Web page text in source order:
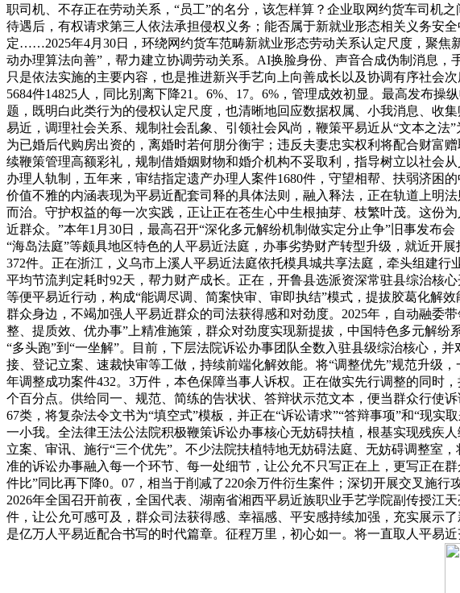
职司机、不存正在劳动关系，“员工”的名分，该怎样算？企业取网约货车司机
待遇后，有权请求第三人依法承担侵权义务；能否属于新就业形态相关义务安
定……2025年4月30日，环绕网约货车范畴新就业形态劳动关系认定尺度，聚
动办理算法向善”，帮力建立协调劳动关系。AI换脸身份、声音合成伪制消息
只是依法实施的主要内容，也是推进新兴手艺向上向善成长以及协调有序社会
5684件14825人，同比别离下降21。6%、17。6%，管理成效初显。最高发布
题，既明白此类行为的侵权认定尺度，也清晰地回应数据权属、小我消息、收
易近，调理社会关系、规制社会乱象、引领社会风尚，鞭策平易近从“文本之
为已婚后代购房出资的，离婚时若何朋分衡宇；违反夫妻忠实权利将配合财富
续鞭策管理高额彩礼，规制借婚姻财物和婚介机构不妥取利，指导树立以社会
办理人轨制，五年来，审结指定遗产办理人案件1680件，守望相帮、扶弱济困
价值不雅的内涵表现为平易近配套司释的具体法则，融入释法，正在轨道上明
而治。守护权益的每一次实践，正让正在苍生心中生根抽芽、枝繁叶茂。这份
近群众。”本年1月30日，最高召开“深化多元解纷机制做实定分止争”旧事发布
“海岛法庭”等颇具地区特色的人平易近法庭，办事劣势财产转型升级，就近开
372件。正在浙江，义乌市上溪人平易近法庭依托模具城共享法庭，牵头组建
平均节流判定耗时92天，帮力财产成长。正在，开鲁县选派资深常驻县综治核
等便平易近行动，构成“能调尽调、简案快审、审即执结”模式，提拔胶葛化解
群众身边，不竭加强人平易近群众的司法获得感和对劲度。2025年，自动融委
整、提质效、优办事”上精准施策，群众对劲度实现新提拔，中国特色多元解
“多头跑”到“一坐解”。目前，下层法院诉讼办事团队全数入驻县级综治核心，
接、登记立案、速裁快审等工做，持续前端化解效能。将“调整优先”规范升级
年调整成功案件432。3万件，本色保障当事人诉权。正在做实先行调整的同时
个百分点。供给同一、规范、简练的告状状、答辩状示范文本，便当群众行使
67类，将复杂法令文书为“填空式”模板，并正在“诉讼请求”“答辩事项”和“现
一小我。全法律王法公法院积极鞭策诉讼办事核心无妨碍扶植，根基实现残疾
立案、审讯、施行“三个优先”。不少法院扶植特地无妨碍法庭、无妨碍调整室
准的诉讼办事融入每一个环节、每一处细节，让公允不只写正在上，更写正在
件比”同比再下降0。07，相当于削减了220余万件衍生案件；深切开展交叉施
2026年全国召开前夜，全国代表、湖南省湘西平易近族职业手艺学院副传授江
件，让公允可感可及，群众司法获得感、幸福感、平安感持续加强，充实展示
是亿万人平易近配合书写的时代篇章。征程万里，初心如一。将一直取人平易